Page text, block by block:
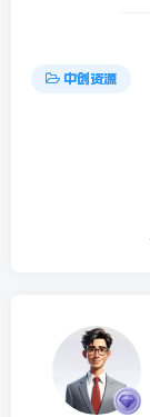
中创资源